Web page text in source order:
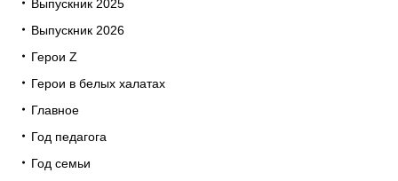
Выпускник 2025
Выпускник 2026
Герои Z
Герои в белых халатах
Главное
Год педагога
Год семьи